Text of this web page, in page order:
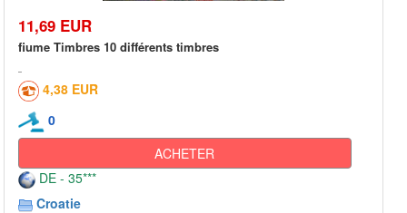
11,69 EUR
fiume Timbres 10 différents timbres
4,38 EUR
0
ACHETER
DE - 35***
Croatie